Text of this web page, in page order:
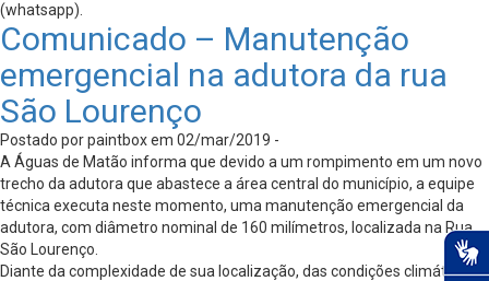
(whatsapp).
Comunicado – Manutenção
emergencial na adutora da rua
São Lourenço
Postado por paintbox em 02/mar/2019 -
A Águas de Matão informa que devido a um rompimento em um novo
trecho da adutora que abastece a área central do município, a equipe
técnica executa neste momento, uma manutenção emergencial da
adutora, com diâmetro nominal de 160 milímetros, localizada na Rua
São Lourenço.
Diante da complexidade de sua localização, das condições climáticas e